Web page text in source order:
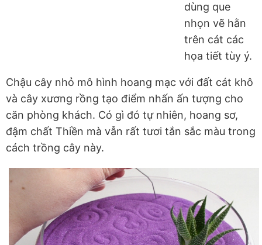
dùng que
nhọn vẽ hằn
trên cát các
họa tiết tùy ý.
Chậu cây nhỏ mô hình hoang mạc với đất cát khô
và cây xương rồng tạo điểm nhấn ấn tượng cho
căn phòng khách. Có gì đó tự nhiên, hoang sơ,
đậm chất Thiền mà vẫn rất tươi tắn sắc màu trong
cách trồng cây này.